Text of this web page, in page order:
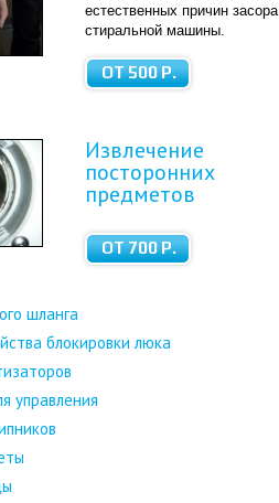
естественных причин засора
стиральной машины.
ОТ 500 Р.
Извлечение
посторонних
предметов
ОТ 700 Р.
шланга
блокировки люка
управления